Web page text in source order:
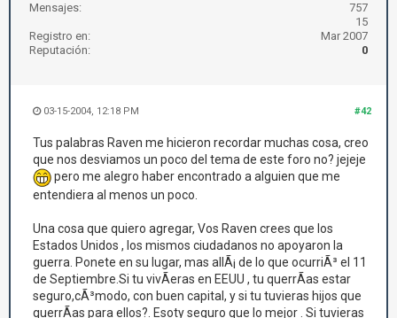
Mensajes:
757
15
Registro en:
Mar 2007
Reputación:
0
#42
03-15-2004, 12:18 PM
Tus palabras Raven me hicieron recordar muchas cosa, creo
que nos desviamos un poco del tema de este foro no? jejeje
pero me alegro haber encontrado a alguien que me
entendiera al menos un poco.
Una cosa que quiero agregar, Vos Raven crees que los
Estados Unidos , los mismos ciudadanos no apoyaron la
guerra. Ponete en su lugar, mas allÃ¡ de lo que ocurriÃ³ el 11
de Septiembre.Si tu vivÃ­eras en EEUU , tu querrÃ­as estar
seguro,cÃ³modo, con buen capital, y si tu tuvieras hijos que
querrÃ­as para ellos?. Esoty seguro que lo mejor . Si tuvieras